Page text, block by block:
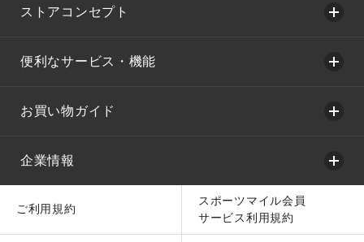
ストアコンセプト
便利なサービス・機能
お買い物ガイド
企業情報
ご利用規約
スポーツマイル会員
サービス利用規約